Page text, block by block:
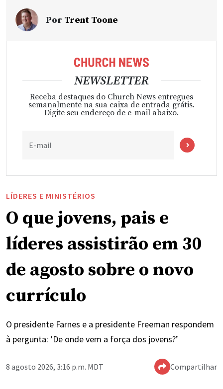
Por Trent Toone
NEWSLETTER
Receba destaques do Church News entregues
semanalmente na sua caixa de entrada grátis.
Digite seu endereço de e-mail abaixo.
E-mail
LÍDERES E MINISTÉRIOS
O que jovens, pais e
líderes assistirão em 30
de agosto sobre o novo
currículo
O presidente Farnes e a presidente Freeman respondem
à pergunta: ‘De onde vem a força dos jovens?’
8 agosto 2026, 3:16 p.m. MDT Compartilhar